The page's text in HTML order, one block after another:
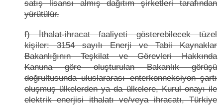
satış lisansı almış dağıtım şirketleri tarafından
yürütülür.
f) İthalat-ihracat faaliyeti gösterebilecek tüzel
kişiler: 3154 sayılı Enerji ve Tabii Kaynaklar
Bakanlığının Teşkilat ve Görevleri Hakkında
Kanuna göre oluşturulan Bakanlık görüşü
doğrultusunda uluslararası enterkonneksiyon şartı
oluşmuş ülkelerden ya da ülkelere, Kurul onayı ile
elektrik enerjisi ithalatı ve/veya ihracatı, Türkiye